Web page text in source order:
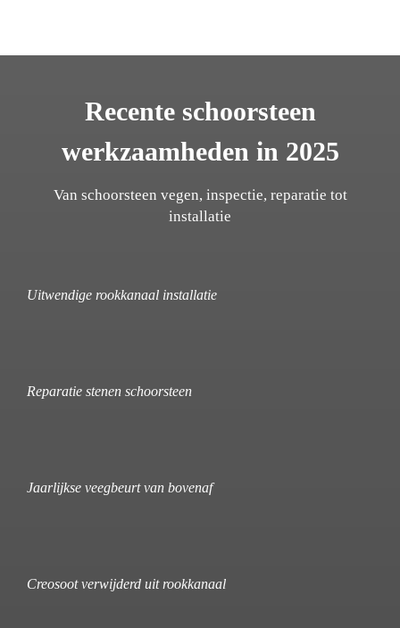
Recente schoorsteen
werkzaamheden in 2025
Van schoorsteen vegen, inspectie, reparatie tot
installatie
Uitwendige rookkanaal installatie
Reparatie stenen schoorsteen
Jaarlijkse veegbeurt van bovenaf
Creosoot verwijderd uit rookkanaal